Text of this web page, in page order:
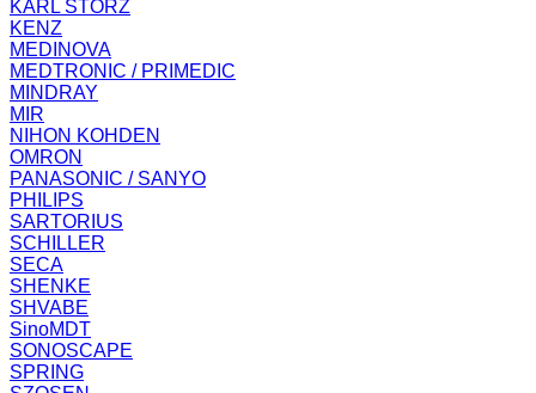
KARL STORZ
KENZ
MEDINOVA
MEDTRONIC / PRIMEDIC
MINDRAY
MIR
NIHON KOHDEN
OMRON
PANASONIC / SANYO
PHILIPS
SARTORIUS
SCHILLER
SECA
SHENKE
SHVABE
SinoMDT
SONOSCAPE
SPRING